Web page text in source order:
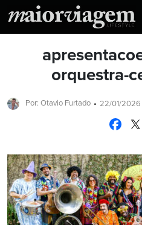
orquestra-
Por: Otavio Furtado 22/01/2026